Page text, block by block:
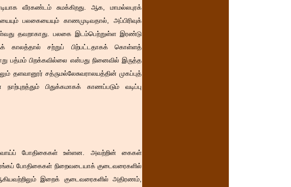
வீரகண்டம் சுமக்கிறது. ஆக, மாமல்லபுரக்
பலகையையும் காணமுடிவதால், அப்பிரிவுக்
தவறாகாது. பலகை இடம்பெற்றுள்ள இரண்டு
காலத்தால் சற்றுப் பிற்பட்டதாகக் கொள்ளத்
பத்மம் பிறக்கவில்லை என்பது நினைவில் இருத்த
தளவானூர் சத்ருமல்லேசுவராலயத்தின் முகப்புத்
பிதுக்கமாகக் காணப்படும் வடிப்பு
போதிகைகள் உள்ளன. அவற்றின் கைகள்
போதிகைகள் நிறைவடையாக் குடைவரைகளில்
இறைக் குடைவரைகளில் அதிரணம்,